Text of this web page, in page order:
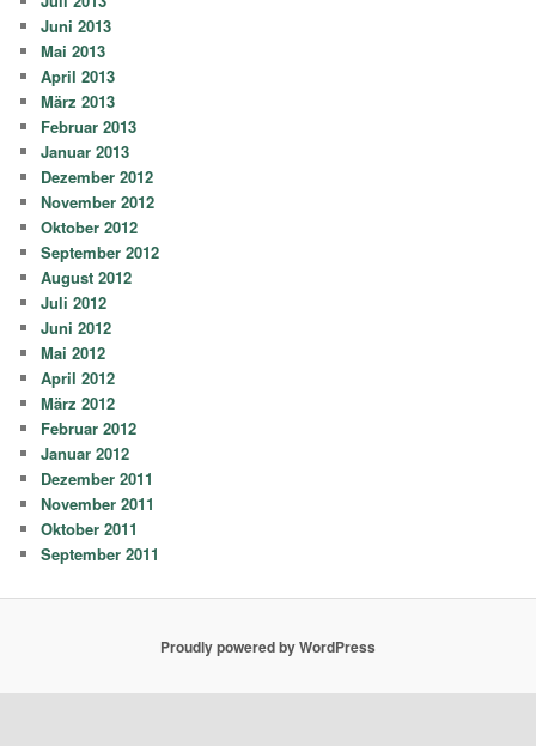
Juni 2013
Mai 2013
April 2013
März 2013
Februar 2013
Januar 2013
Dezember 2012
November 2012
Oktober 2012
September 2012
August 2012
Juli 2012
Juni 2012
Mai 2012
April 2012
März 2012
Februar 2012
Januar 2012
Dezember 2011
November 2011
Oktober 2011
September 2011
Proudly powered by WordPress